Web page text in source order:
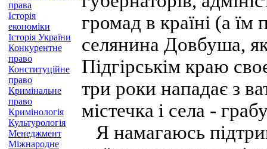
права
Історія
економіки
Історія України
Конкурентне
право
Конституційне
право
Кримінальне
право
Кримінологія
Культурологія
Менеджмент
Міжнародне
громад в країні (а їм
селянина Довбуша,
Підгірськім краю
три роки нападає з
містечка і села -
Я намагаюсь